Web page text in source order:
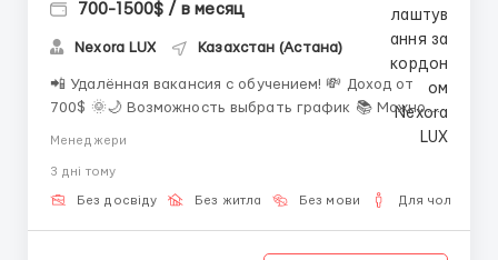
700-1500$ / в месяц
Nexora LUX Казахстан (Астана)
📲 Удалённая вакансия с обучением! 💸 Доход от
700$ 🌞🌙 Возможность выбрать график 📚 Можно
внутренним стандартам 📩 Контакт:
@KARPOVAAAHR ...
Менеджери
3 днi тому
Без досвіду Без житла Без мови Для чоловіків